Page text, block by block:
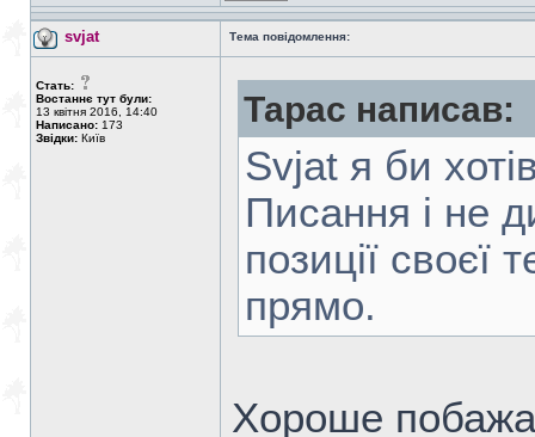
svjat Тема повідомлення:
Стать:
Востаннє тут були:
13 квітня 2016, 14:40
Написано: 173
Звідки: Київ
Тарас написав:
Svjat я би
Писання і не
позиції своєї
прямо.
Хороше